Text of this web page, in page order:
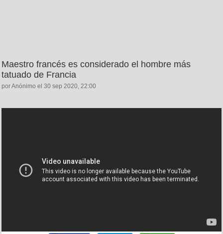
Maestro francés es considerado el hombre más
tatuado de Francia
por Anónimo el 30 sep 2020, 22:00